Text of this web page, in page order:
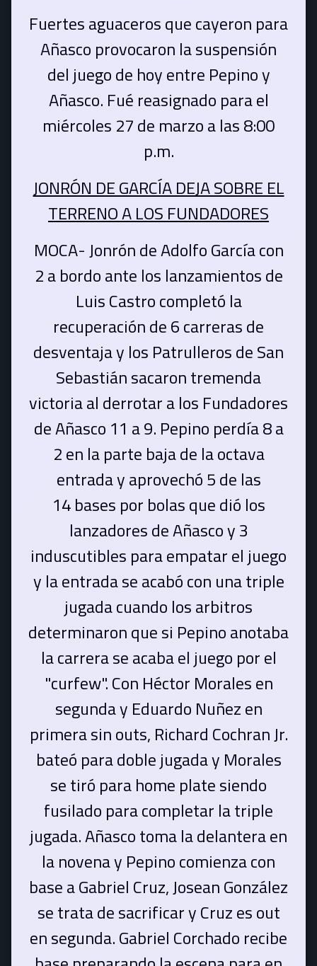
Fuertes aguaceros que cayeron para
Añasco provocaron la suspensión
del juego de hoy entre Pepino y
Añasco. Fué reasignado para el
miércoles 27 de marzo a las 8:00
p.m.
JONRÓN DE GARCÍA DEJA SOBRE EL
TERRENO A LOS FUNDADORES
MOCA- Jonrón de Adolfo García con
2 a bordo ante los lanzamientos de
Luis Castro completó la
recuperación de 6 carreras de
desventaja y los Patrulleros de San
Sebastián sacaron tremenda
victoria al derrotar a los Fundadores
de Añasco 11 a 9. Pepino perdía 8 a
2 en la parte baja de la octava
entrada y aprovechó 5 de las
14 bases por bolas que dió los
lanzadores de Añasco y 3
induscutibles para empatar el juego
y la entrada se acabó con una triple
jugada cuando los arbitros
determinaron que si Pepino anotaba
la carrera se acaba el juego por el
"curfew". Con Héctor Morales en
segunda y Eduardo Nuñez en
primera sin outs, Richard Cochran Jr.
bateó para doble jugada y Morales
se tiró para home plate siendo
fusilado para completar la triple
jugada. Añasco toma la delantera en
la novena y Pepino comienza con
base a Gabriel Cruz, Josean González
se trata de sacrificar y Cruz es out
en segunda. Gabriel Corchado recibe